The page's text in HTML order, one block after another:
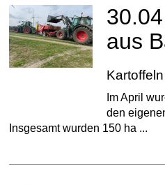
aus
Im April
den
Insgesamt wurden 150 ha ...